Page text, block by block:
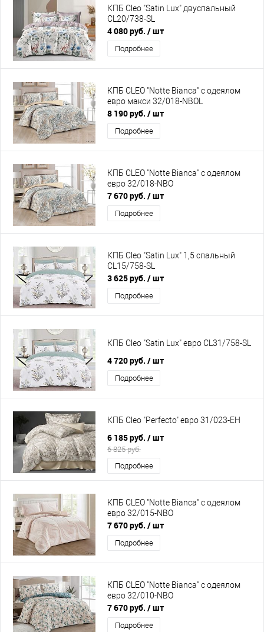
КПБ Cleo "Satin Lux" двуспальный
CL20/738-SL
4 080 руб. / шт
Подробнее
КПБ CLEO "Notte Bianca" с одеялом
евро макси 32/018-NBOL
8 190 руб. / шт
Подробнее
КПБ CLEO "Notte Bianca" с одеялом
евро 32/018-NBO
7 670 руб. / шт
Подробнее
КПБ Cleo "Satin Lux" 1,5 спальный
CL15/758-SL
3 625 руб. / шт
Подробнее
КПБ Cleo "Satin Lux" евро CL31/758-SL
4 720 руб. / шт
Подробнее
КПБ Cleo "Perfecto" евро 31/023-EH
6 185 руб. / шт
6 825 руб.
Подробнее
КПБ CLEO "Notte Bianca" с одеялом
евро 32/015-NBO
7 670 руб. / шт
Подробнее
КПБ CLEO "Notte Bianca" с одеялом
евро 32/010-NBO
7 670 руб. / шт
Подробнее